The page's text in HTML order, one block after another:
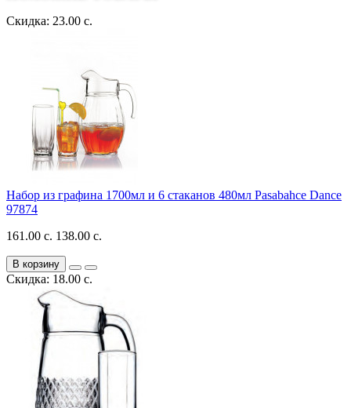
Скидка: 23.00 с.
Набор из графина 1700мл и 6 стаканов 480мл Pasabahce Dance
97874
161.00 с. 138.00 с.
В корзину
Скидка: 18.00 с.